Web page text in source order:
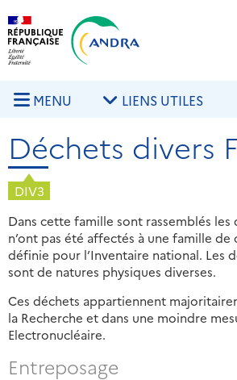
Aller au contenu principal
MENU LIENS UTILES
Déchets divers
DIV3
Dans cette famille sont rassemblés les
n’ont pas été affectés à une famille de
définie pour l’Inventaire national. Les
sont de natures physiques diverses.
Ces déchets appartiennent
la Recherche et dans une moindre
Electronucléaire.
Entreposage